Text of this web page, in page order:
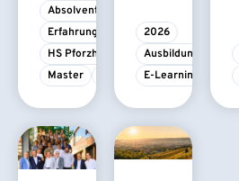
Absolvent/-in
Erfahrungsbericht
HS Pforzheim
Master
2026
Ausbildung
E-Learning